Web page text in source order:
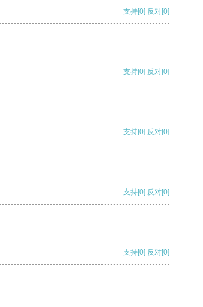
支持[0] 反对[0]
支持[0] 反对[0]
支持[0] 反对[0]
支持[0] 反对[0]
支持[0] 反对[0]